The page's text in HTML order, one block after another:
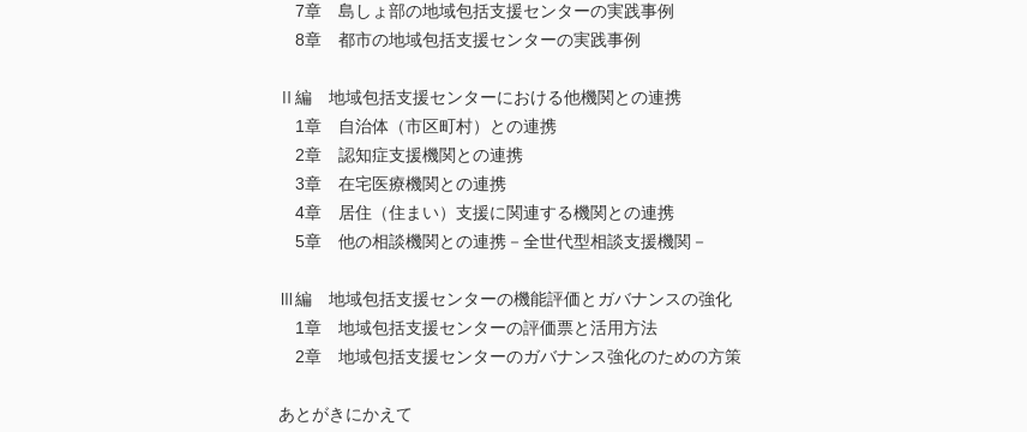
7章 島しょ部の地域包括支援センターの実践事例
8章 都市の地域包括支援センターの実践事例
Ⅱ編 地域包括支援センターにおける他機関との連携
1章 自治体（市区町村）との連携
2章 認知症支援機関との連携
3章 在宅医療機関との連携
4章 居住（住まい）支援に関連する機関との連携
5章 他の相談機関との連携－全世代型相談支援機関－
Ⅲ編 地域包括支援センターの機能評価とガバナンスの強化
1章 地域包括支援センターの評価票と活用方法
2章 地域包括支援センターのガバナンス強化のための方策
あとがきにかえて